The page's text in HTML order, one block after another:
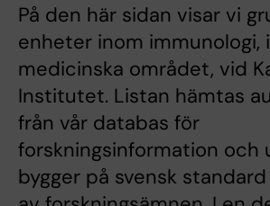
På den här sidan visar vi
enheter inom immunologi,
medicinska området, vid
Institutet. Listan hämtas
från vår databas för
forskningsinformation och
bygger på svensk